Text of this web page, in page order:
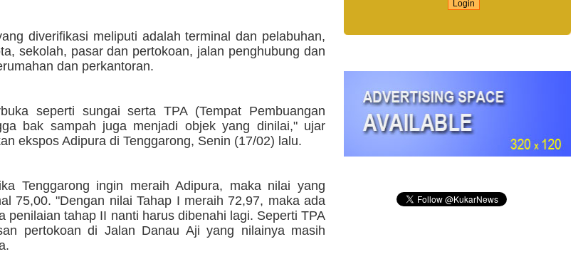
diverifikasi meliputi adalah terminal dan pelabuhan,
sekolah, pasar dan pertokoan, jalan penghubung dan
dan perkantoran.
seperti sungai serta TPA (Tempat Pembuangan
bak sampah juga menjadi objek yang dinilai," ujar
ekspos Adipura di Tenggarong, Senin (17/02) lalu.
Tenggarong ingin meraih Adipura, maka nilai yang
75,00. "Dengan nilai Tahap I meraih 72,97, maka ada
penilaian tahap II nanti harus dibenahi lagi. Seperti TPA
pertokoan di Jalan Danau Aji yang nilainya masih